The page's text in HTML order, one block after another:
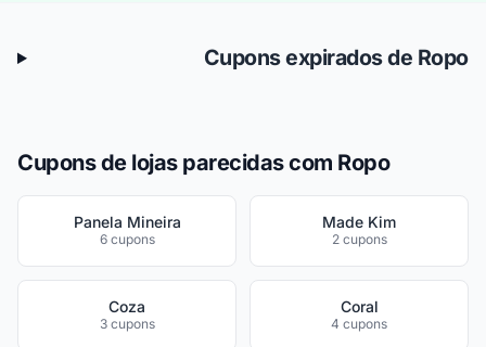
Cupons expirados de Ropo
Cupons de lojas parecidas com Ropo
Panela Mineira
6 cupons
Made Kim
2 cupons
Coza
3 cupons
Coral
4 cupons